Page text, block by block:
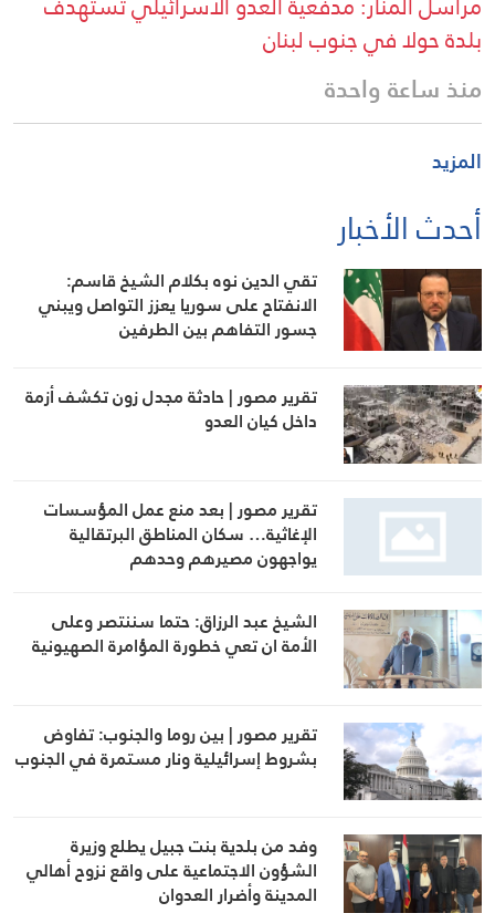
بلدة حولا في جنوب لبنان
منذ ساعة واحدة
المزيد
أحدث الأخبار
تقي الدين نوه بكلام الشيخ قاسم:
الانفتاح على سوريا يعزز التواصل ويبني
جسور التفاهم بين الطرفين
تقرير مصور | حادثة مجدل زون تكشف أزمة
داخل كيان العدو
تقرير مصور | بعد منع عمل المؤسسات
الإغاثية… سكان المناطق البرتقالية
يواجهون مصيرهم وحدهم
الشيخ عبد الرزاق: حتما سننتصر وعلى
الأمة ان تعي خطورة المؤامرة الصهيونية
تقرير مصور | بين روما والجنوب: تفاوض
بشروط إسرائيلية ونار مستمرة في الجنوب
وفد من بلدية بنت جبيل يطلع وزيرة
الشؤون الاجتماعية على واقع نزوح أهالي
المدينة وأضرار العدوان